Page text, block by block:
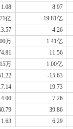
1.08
8.97
亿
19.81亿
4.26
万
1.41亿
11.56
万
1.00亿
-15.63
19.73
4.00
7.26
39.86
1.63 6.29